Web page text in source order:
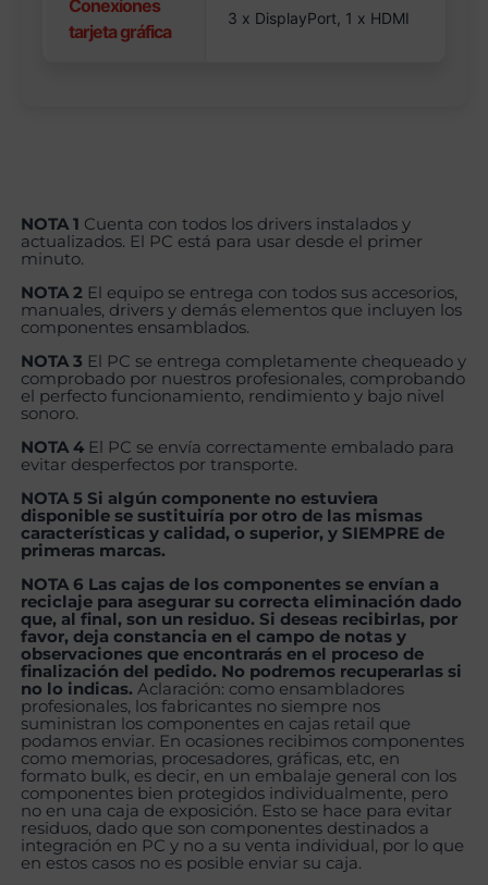
Conexiones
tarjeta gráfica
3 x DisplayPort, 1 x HDMI
NOTA 1 Cuenta con todos los drivers instalados y
actualizados. El PC está para usar desde el primer
minuto.
NOTA 2 El equipo se entrega con todos sus accesorios,
manuales, drivers y demás elementos que incluyen los
componentes ensamblados.
NOTA 3 El PC se entrega completamente chequeado y
comprobado por nuestros profesionales, comprobando
el perfecto funcionamiento, rendimiento y bajo nivel
sonoro.
NOTA 4 El PC se envía correctamente embalado para
evitar desperfectos por transporte.
NOTA 5 Si algún componente no estuviera
disponible se sustituiría por otro de las mismas
características y calidad, o superior, y SIEMPRE de
primeras marcas.
NOTA 6 Las cajas de los componentes se envían a
reciclaje para asegurar su correcta eliminación dado
que, al final, son un residuo. Si deseas recibirlas, por
favor, deja constancia en el campo de notas y
observaciones que encontrarás en el proceso de
finalización del pedido. No podremos recuperarlas si
no lo indicas. Aclaración: como ensambladores
profesionales, los fabricantes no siempre nos
suministran los componentes en cajas retail que
podamos enviar. En ocasiones recibimos componentes
como memorias, procesadores, gráficas, etc, en
formato bulk, es decir, en un embalaje general con los
componentes bien protegidos individualmente, pero
no en una caja de exposición. Esto se hace para evitar
residuos, dado que son componentes destinados a
integración en PC y no a su venta individual, por lo que
en estos casos no es posible enviar su caja.